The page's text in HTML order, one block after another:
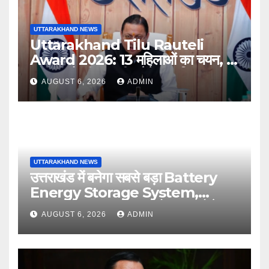
UTTARAKHAND NEWS
Uttarakhand Tilu Rauteli
Award 2026: 13 महिलाओं का चयन, 8
अगस्त को सीएम धामी करेंगे सम्मानित
AUGUST 6, 2026 ADMIN
UTTARAKHAND NEWS
उत्तराखंड में बनेगा सबसे बड़ा Battery
Energy Storage System,
UJVNL लगाएगा 352 करोड़ का प्रोजेक्ट
AUGUST 6, 2026 ADMIN